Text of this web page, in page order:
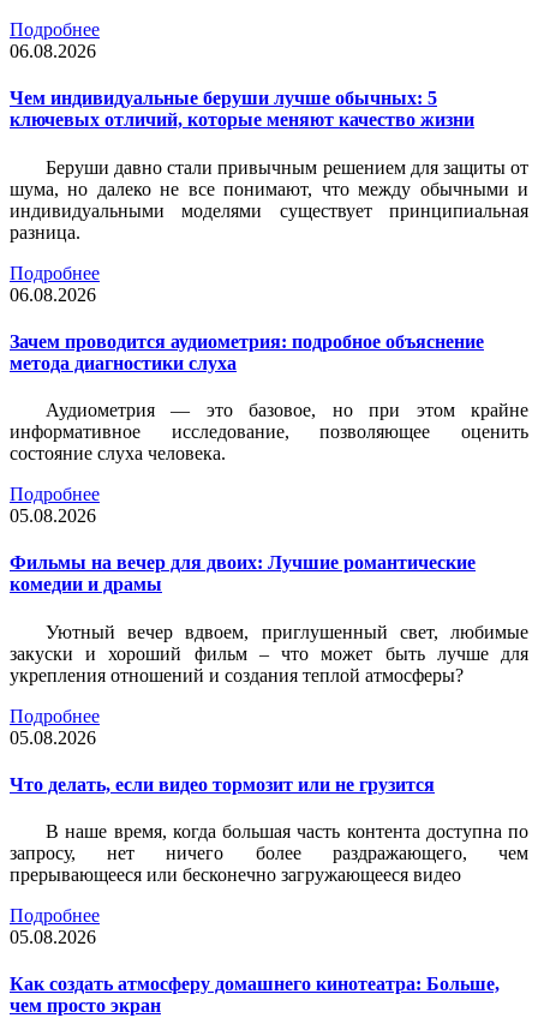
Подробнее
06.08.2026
Чем индивидуальные беруши лучше обычных: 5
ключевых отличий, которые меняют качество жизни
Беруши давно стали привычным решением для защиты от
шума, но далеко не все понимают, что между обычными и
индивидуальными моделями существует принципиальная
разница.
Подробнее
06.08.2026
Зачем проводится аудиометрия: подробное объяснение
метода диагностики слуха
Аудиометрия — это базовое, но при этом крайне
информативное исследование, позволяющее оценить
состояние слуха человека.
Подробнее
05.08.2026
Фильмы на вечер для двоих: Лучшие романтические
комедии и драмы
Уютный вечер вдвоем, приглушенный свет, любимые
закуски и хороший фильм – что может быть лучше для
укрепления отношений и создания теплой атмосферы?
Подробнее
05.08.2026
Что делать, если видео тормозит или не грузится
В наше время, когда большая часть контента доступна по
запросу, нет ничего более раздражающего, чем
прерывающееся или бесконечно загружающееся видео
Подробнее
05.08.2026
Как создать атмосферу домашнего кинотеатра: Больше,
чем просто экран